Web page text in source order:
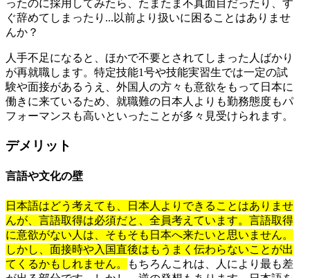
ったのに採用してみたら、たまたま不真面目だったり、す
ぐ辞めてしまったり...以前より扱いに困ることはありませ
んか？
人手不足になると、ほかで不要とされてしまった人ばかり
が再就職します。特定技能1号や技能実習生では一定の試
験や面接があるうえ、外国人の方々も意欲をもって日本に
働きに来ているため、就職難の日本人よりも勤務態度もパ
フォーマンスも高いといったことが多々見受けられます。
デメリット
言語や文化の壁
日本語はどう考えても、日本人よりできることはありませ
んが、言語取得は必須だと、全員考えています。言語取得
に意欲がない人は、そもそも日本へ来たいと思いません。
しかし、面接時や入国直後はもうまく伝わらないことが出
てくるかもしれません。
もちろんこれは、人により最も差